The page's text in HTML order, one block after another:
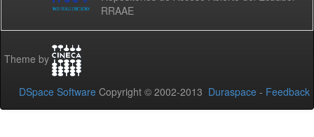
RRAAE
Theme by
DSpace Software Copyright © 2002-2013 Duraspace - Feedback